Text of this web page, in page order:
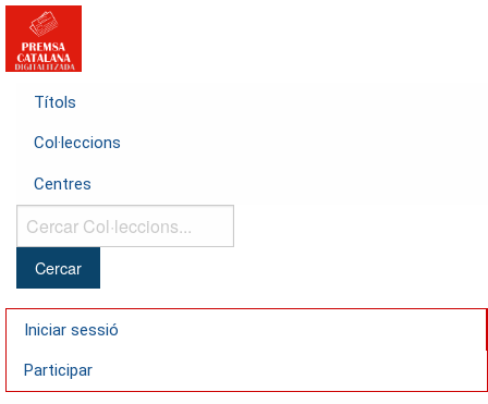
Títols
Col·leccions
Centres
Cercar
Col·leccions...
Iniciar sessió
Participar